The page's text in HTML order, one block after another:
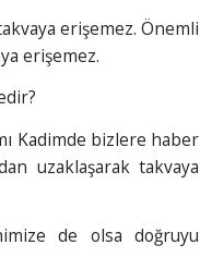
erişemez. Önemli
erişemez.
Kadimde bizlere haber
uzaklaşarak takvaya
de olsa doğruyu